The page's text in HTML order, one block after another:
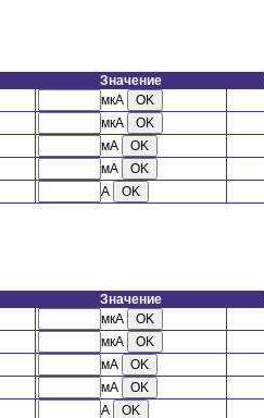
Значение
мкА
мкА
мА
мА
А
Значение
мкА
мкА
мА
мА
А